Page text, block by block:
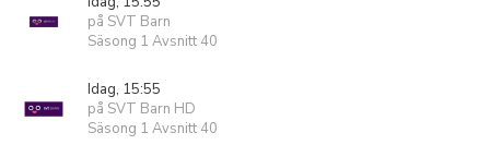
på SVT Barn
Säsong 1 Avsnitt 40
Idag, 15:55
på SVT Barn HD
Säsong 1 Avsnitt 40